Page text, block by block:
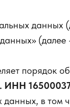
данных
порядок
ИНН
данных, в том